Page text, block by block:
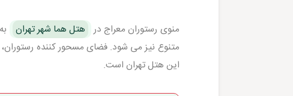
منوی رستوران معراج در هتل هما شهر تهران
متنوع نیز می شود. فضای مسحور کننده
این هتل تهران است.